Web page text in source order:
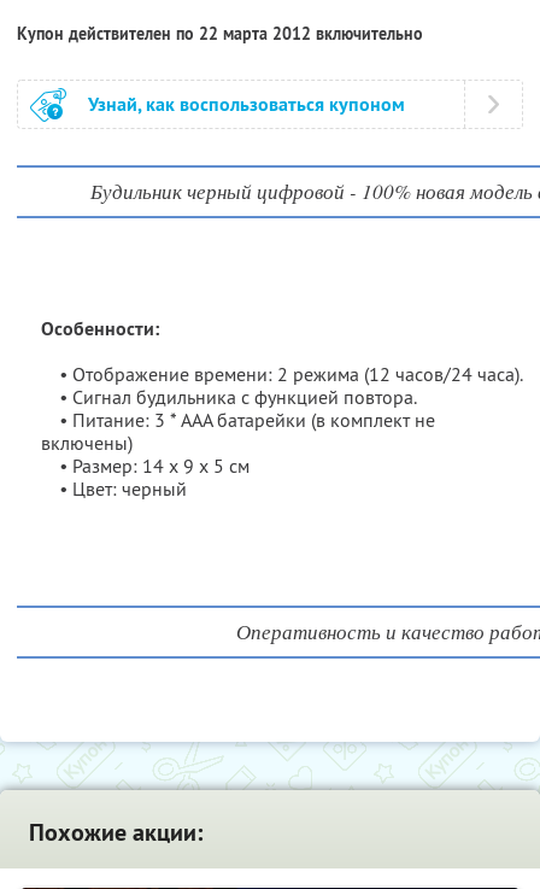
Купон действителен по 22 марта 2012 включительно
Узнай, как воспользоваться купоном
Будильник черный цифровой - 100% новая
Особенности:
• Отображение времени: 2 режима (12 часов/24 часа).
• Сигнал будильника с функцией повтора.
• Питание: 3 * AAA батарейки (в комплект не
включены)
• Размер: 14 х 9 х 5 см
• Цвет: черный
Оперативность и качество
Похожие акции: